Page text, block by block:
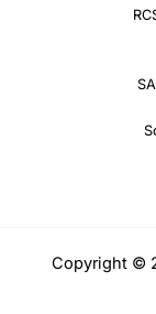
Copyright ©